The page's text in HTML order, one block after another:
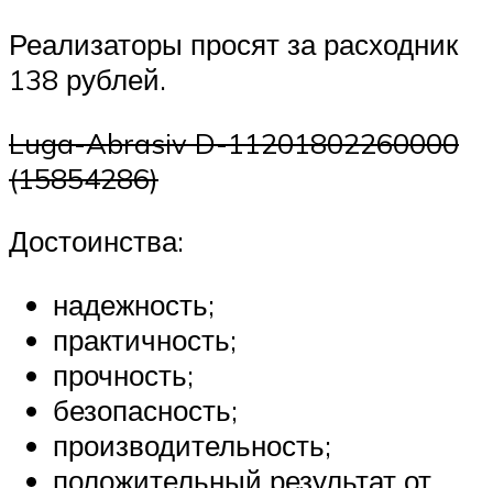
Реализаторы просят за расходник
138 рублей.
Luga-Abrasiv D-11201802260000
(15854286)
Достоинства:
надежность;
практичность;
прочность;
безопасность;
производительность;
положительный результат от